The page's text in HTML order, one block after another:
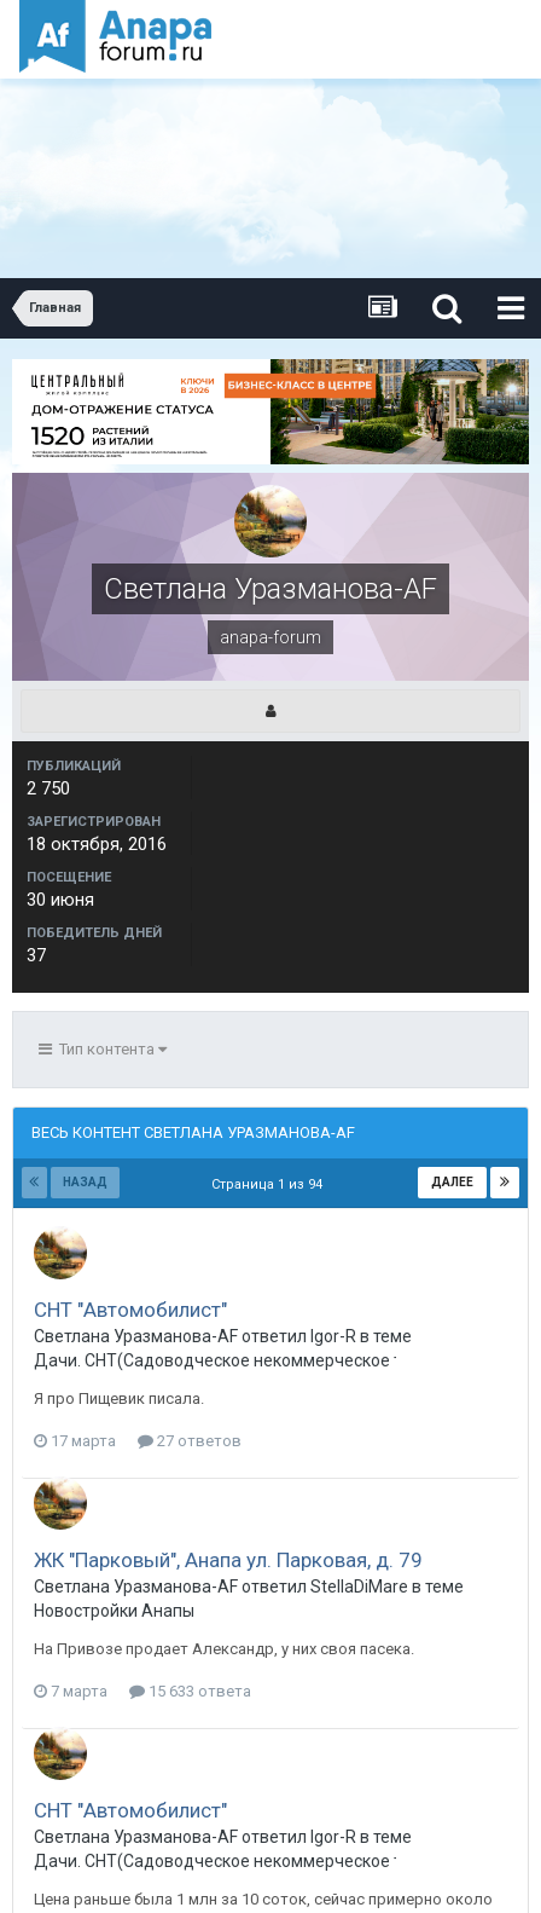
Главная
Светлана Уразманова-AF
anapa-forum
ПУБЛИКАЦИЙ
2 750
ЗАРЕГИСТРИРОВАН
18 октября, 2016
ПОСЕЩЕНИЕ
30 июня
ПОБЕДИТЕЛЬ ДНЕЙ
37
Тип контента
ВЕСЬ КОНТЕНТ СВЕТЛАНА УРАЗМАНОВА-AF
НАЗАД ДАЛЕЕ
Страница 1 из 94
СНТ "Автомобилист"
Светлана Уразманова-AF ответил Igor-R в теме
Дачи. СНТ(Садоводческое некоммерческое товарищество) в
Я про Пищевик писала.
17 марта 27 ответов
ЖК "Парковый", Анапа ул. Парковая, д. 79
Светлана Уразманова-AF ответил StellaDiMare в теме
Новостройки Анапы
На Привозе продает Александр, у них своя пасека.
7 марта 15 633 ответа
СНТ "Автомобилист"
Светлана Уразманова-AF ответил Igor-R в теме
Дачи. СНТ(Садоводческое некоммерческое товарищество) в
Цена раньше была 1 млн за 10 соток, сейчас примерно около